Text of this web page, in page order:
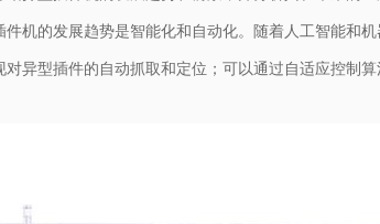
件机的发展趋势是智能化和自动化。随着人工智能和
对异型插件的自动抓取和定位；可以通过自适应控制